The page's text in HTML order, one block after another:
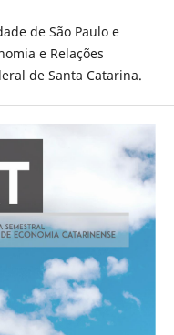
de São Paulo e
e Relações
de Santa Catarina.